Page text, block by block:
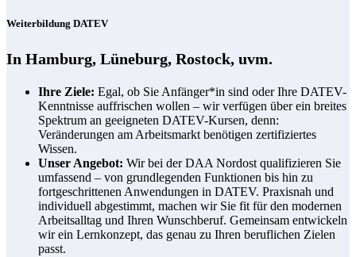
Weiterbildung DATEV
In Hamburg, Lüneburg, Rostock, uvm.
Ihre Ziele: Egal, ob Sie Anfänger*in sind oder Ihre DATEV-
Kenntnisse auffrischen wollen – wir verfügen über ein breites
Spektrum an geeigneten DATEV-Kursen, denn:
Veränderungen am Arbeitsmarkt benötigen zertifiziertes
Wissen.
Unser Angebot: Wir bei der DAA Nordost qualifizieren Sie
umfassend – von grundlegenden Funktionen bis hin zu
fortgeschrittenen Anwendungen in DATEV. Praxisnah und
individuell abgestimmt, machen wir Sie fit für den modernen
Arbeitsalltag und Ihren Wunschberuf. Gemeinsam entwickeln
wir ein Lernkonzept, das genau zu Ihren beruflichen Zielen
passt.